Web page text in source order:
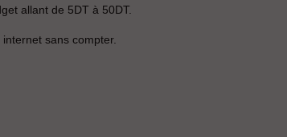
allant de 5DT à 50DT.
sans compter.